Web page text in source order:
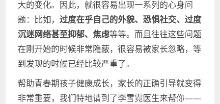
大的变化。因此，就很容易出现一系列的心身问
题：比如， 过度在乎自己的外貌、恐惧社交、过度
沉迷网络甚至抑郁、焦虑等等。而且往往这些问题
在刚开始的时候非常隐蔽，很容易被家长忽略，等
到发现的时候已经比较严重了。
帮助青春期孩子健康成长，家长的正确引导就变得
非常重要，我们特地请到了李雪霓医生来帮你——